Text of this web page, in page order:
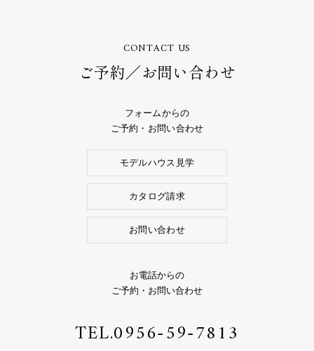
CONTACT US
ご予約／お問い合わせ
フォームからの
ご予約・お問い合わせ
モデルハウス見学
カタログ請求
お問い合わせ
お電話からの
ご予約・お問い合わせ
TEL.0956-59-7813